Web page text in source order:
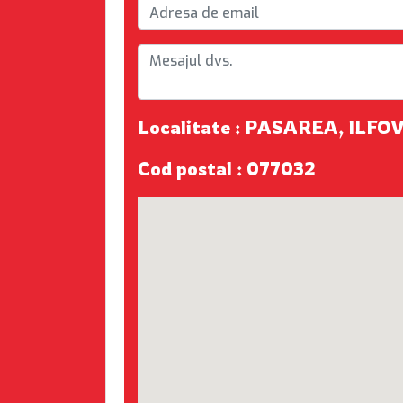
Localitate : PASAREA,
Cod postal : 077032